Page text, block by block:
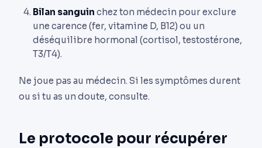
Bilan sanguin chez ton médecin pour exclure
une carence (fer, vitamine D, B12) ou un
déséquilibre hormonal (cortisol, testostérone,
T3/T4).
Ne joue pas au médecin. Si les symptômes durent
ou si tu as un doute, consulte.
Le protocole pour récupérer